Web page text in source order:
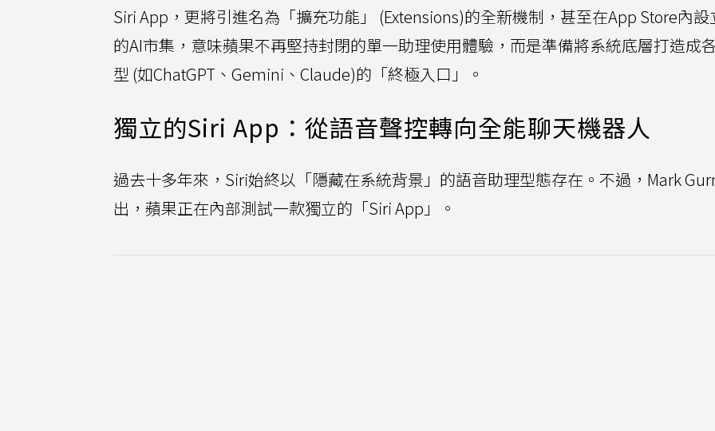
Siri App，更將引進名為「擴充功能」 (Extensions)的全新機制，甚至在App Store內設
的AI市集，意味蘋果不再堅持封閉的單一助理使用體驗，而是準備將系統底層打造成
型 (如ChatGPT、Gemini、Claude)的「終極入口」。
獨立的Siri App：從語音聲控轉向全能聊天機器人
過去十多年來，Siri始終以「隱藏在系統背景」的語音助理型態存在。不過，Mark
出，蘋果正在內部測試一款獨立的「Siri App」。